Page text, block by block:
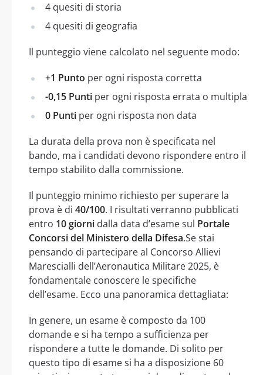
4 quesiti di storia
4 quesiti di geografia
Il punteggio viene calcolato nel seguente modo:
+1 Punto per ogni risposta corretta
-0,15 Punti per ogni risposta errata o multipla
0 Punti per ogni risposta non data
La durata della prova non è specificata nel
bando, ma i candidati devono rispondere entro il
tempo stabilito dalla commissione.
Il punteggio minimo richiesto per superare la
prova è di 40/100. I risultati verranno pubblicati
entro 10 giorni dalla data d’esame sul Portale
Concorsi del Ministero della Difesa.Se stai
pensando di partecipare al Concorso Allievi
Marescialli dell’Aeronautica Militare 2025, è
fondamentale conoscere le specifiche
dell’esame. Ecco una panoramica dettagliata:
In genere, un esame è composto da 100
domande e si ha tempo a sufficienza per
rispondere a tutte le domande. Di solito per
questo tipo di esame si ha a disposizione 60